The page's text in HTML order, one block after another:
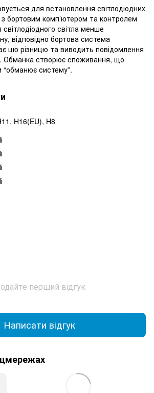
для встановлення світлодіодних
з бортовим комп’ютером та контролем
світла менше
відповідно бортова система
цю різницю та виводить повідомлення
Обманка створює споживання, що
“обманює систему”.
H16(EU), H8
перший відгук
Написати відгук